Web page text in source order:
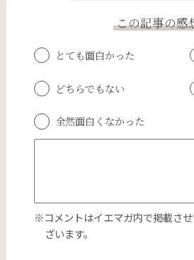
この記事の感
とても面白かった
どちらでもない
全然面白くなかった
※コメントはイエマガ内で掲載さ
ざいます。